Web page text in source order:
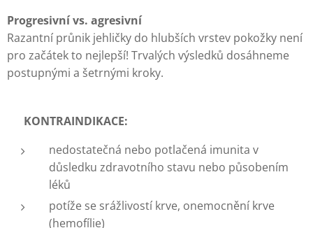
Progresivní vs. agresivní
Razantní průnik jehličky do hlubších vrstev pokožky není
pro začátek to nejlepší! Trvalých výsledků dosáhneme
postupnými a šetrnými kroky.
KONTRAINDIKACE:
nedostatečná nebo potlačená imunita v
důsledku zdravotního stavu nebo působením
léků
potíže se srážlivostí krve, onemocnění krve
(hemofílie)